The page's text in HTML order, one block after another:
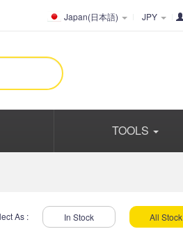
Japan(日本語) JPY
TOOLS
As : In Stock All Stock